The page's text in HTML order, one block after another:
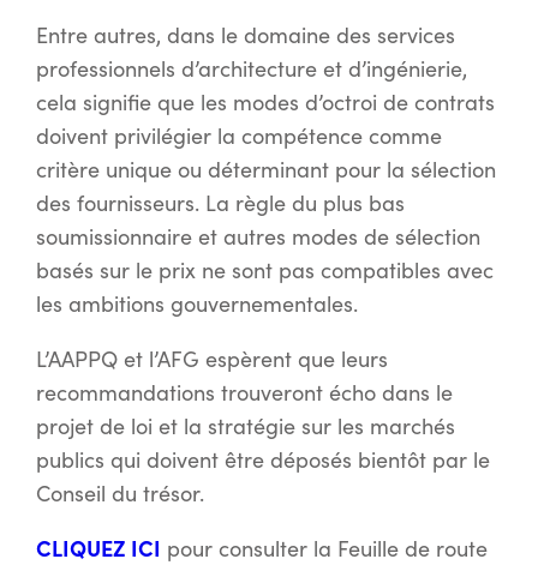
Entre autres, dans le domaine des services
professionnels d’architecture et d’ingénierie,
cela signifie que les modes d’octroi de contrats
doivent privilégier la compétence comme
critère unique ou déterminant pour la sélection
des fournisseurs. La règle du plus bas
soumissionnaire et autres modes de sélection
basés sur le prix ne sont pas compatibles avec
les ambitions gouvernementales.
L’AAPPQ et l’AFG espèrent que leurs
recommandations trouveront écho dans le
projet de loi et la stratégie sur les marchés
publics qui doivent être déposés bientôt par le
Conseil du trésor.
CLIQUEZ ICI pour consulter la Feuille de route